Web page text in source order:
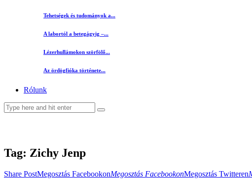
Tehetségek és tudományok a...
A labortól a betegágyig –...
Lézerhullámokon szörfölő...
Az ördögfióka története...
Rólunk
Tag: Zichy Jenp
Share PostMegosztás FacebookonMegosztás FacebookonMegosztás Twitteren